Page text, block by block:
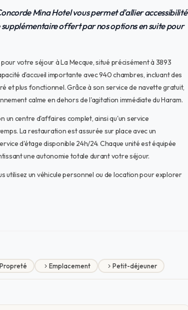
Mina Hotel vous permet d'allier accessibilité
offert par nos options en suite pour
votre séjour à La Mecque, situé précisément à 3893
d'accueil importante avec 940 chambres, incluant des
et plus fonctionnel. Grâce à son service de navette gratuit,
calme en dehors de l'agitation immédiate du Haram.
un centre d'affaires complet, ainsi qu'un service
La restauration est assurée sur place avec un
d'étage disponible 24h/24. Chaque unité est équipée
une autonomie totale durant votre séjour.
utilisez un véhicule personnel ou de location pour explorer
Propreté Emplacement Petit-déjeuner